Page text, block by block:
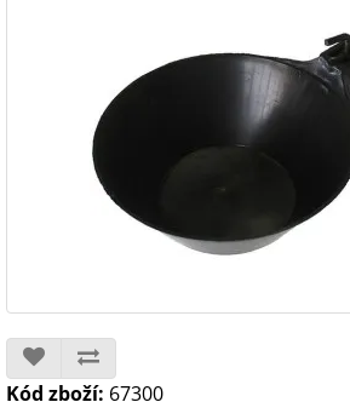
Kód zboží: 67300